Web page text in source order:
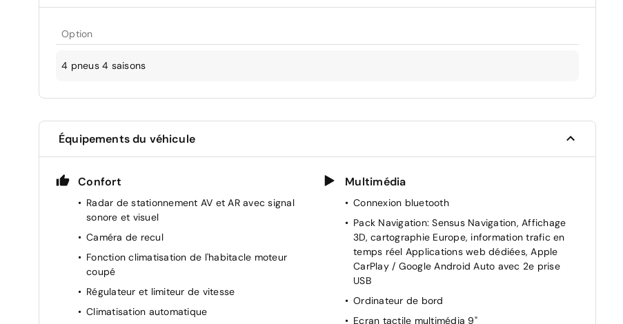
Option
4 pneus 4 saisons
Équipements du véhicule
Confort
Radar de stationnement AV et AR avec signal
sonore et visuel
Caméra de recul
Fonction climatisation de l'habitacle moteur
coupé
Régulateur et limiteur de vitesse
Climatisation automatique
Multimédia
Connexion bluetooth
Pack Navigation: Sensus Navigation, Affichage
3D, cartographie Europe, information trafic en
temps réel Applications web dédiées, Apple
CarPlay / Google Android Auto avec 2e prise
USB
Ordinateur de bord
Ecran tactile multimédia 9"